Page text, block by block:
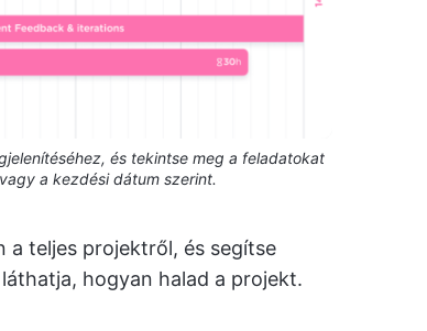
és tekintse meg a feladatokat
a kezdési dátum szerint.
teljes projektről, és segítse
hogyan halad a projekt.